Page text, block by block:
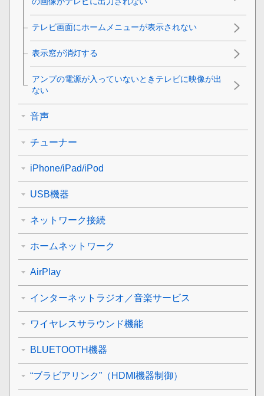
テレビ画面にホームメニューが表示されない
表示窓が消灯する
アンプの電源が入っていないときテレビに映像が出
ない
音声
チューナー
iPhone/iPad/iPod
USB機器
ネットワーク接続
ホームネットワーク
AirPlay
インターネットラジオ／音楽サービス
ワイヤレスサラウンド機能
BLUETOOTH機器
“ブラビアリンク”（HDMI機器制御）